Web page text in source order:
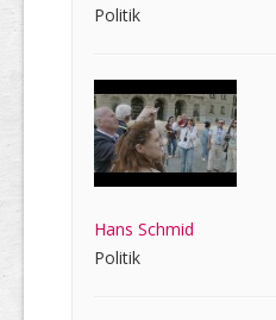
Politik
Hans Schmid
Politik